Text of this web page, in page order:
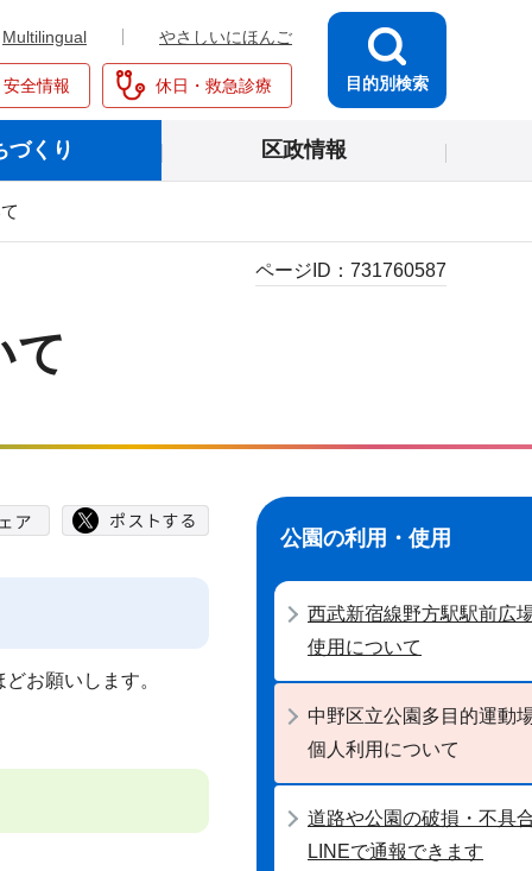
Multilingual やさしいにほんご
全情報 休日・救急診療 目的別検索
づくり 区政情報
て
ページID： 731760587
お願いします。
公園の利用・使用
西武新宿線野方駅駅前広
使用について
中野区立公園多目的運動
個人利用について
道路や公園の破損・不具
LINEで通報できます